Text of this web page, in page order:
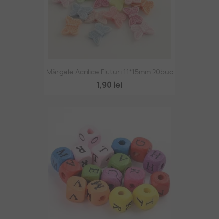
Mărgele Acrilice Fluturi 11*15mm 20buc
1,90 lei